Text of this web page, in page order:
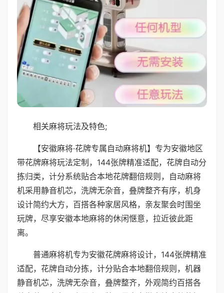
相关麻将玩法及特色;
【安徽麻将·花牌专属自动麻将机】专为安徽地区
带花牌麻将玩法定制，144张牌精准适配，花牌自动分
拣归类，计分系统贴合本地花牌翻倍规则，自动麻将
机采用静音机芯，洗牌无杂音，叠牌整齐有序，机身
设计简约大方，百搭各种家居风格，亲友聚会时围坐
玩牌，尽享安徽本地麻将的休闲惬意，拉近彼此距
离。
普通麻将机专为安徽花牌麻将设计，144张牌精准
适配，花牌自动分拣，计分贴合本地翻倍规则，机器
静音机芯，洗牌无杂音，叠牌整齐，外观简约百搭各